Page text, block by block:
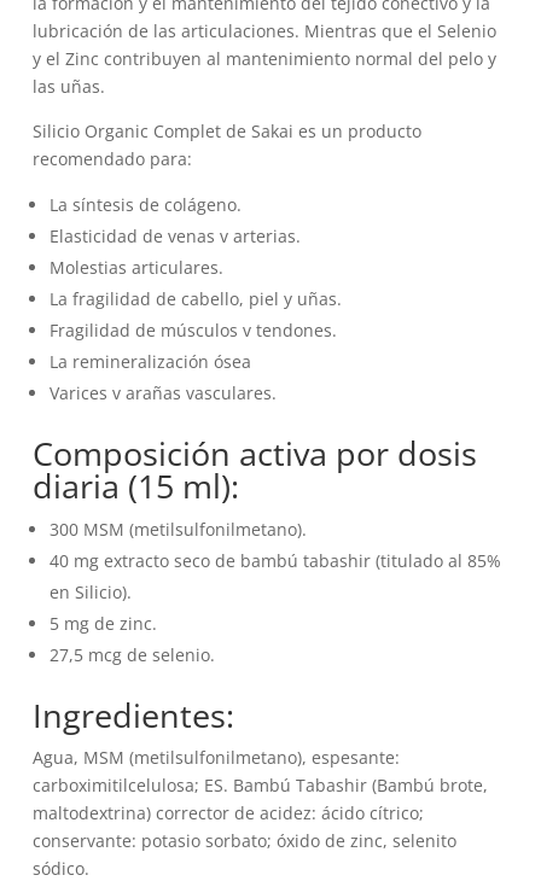
lubricación de las articulaciones. Mientras que el Selenio
y el Zinc contribuyen al mantenimiento normal del pelo y
las uñas.
Silicio Organic Complet de Sakai es un producto
recomendado para:
La síntesis de colágeno.
Elasticidad de venas v arterias.
Molestias articulares.
La fragilidad de cabello, piel y uñas.
Fragilidad de músculos v tendones.
La remineralización ósea
Varices v arañas vasculares.
Composición activa por dosis
diaria (15 ml):
300 MSM (metilsulfonilmetano).
40 mg extracto seco de bambú tabashir (titulado al 85%
en Silicio).
5 mg de zinc.
27,5 mcg de selenio.
Ingredientes:
Agua, MSM (metilsulfonilmetano), espesante:
carboximitilcelulosa; ES. Bambú Tabashir (Bambú brote,
maltodextrina) corrector de acidez: ácido cítrico;
conservante: potasio sorbato; óxido de zinc, selenito
sódico.